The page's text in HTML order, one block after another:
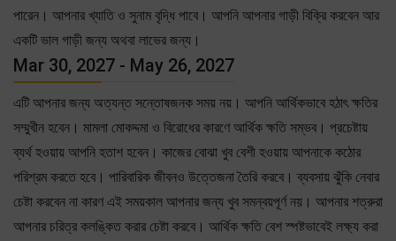
পারেন। আপনার খ্যাতি ও সুনাম বৃদ্ধি পাবে। আপনি আপনার গাড়ী বিক্রি করবেন আর
একটি ভাল গাড়ী জন্য অথবা লাভের জন্য।
Mar 30, 2027 - May 26, 2027
এটি আপনার জন্য অত্যন্ত সন্তোষজনক সময় নয়। আপনি আর্থিকভাবে হঠাৎ ক্ষতির
সম্মুখীন হবেন। মামলা মোকদ্দমা ও বিরোধের কারণে আর্থিক ক্ষতি সম্ভব। প্রচেষ্টায়
ব্যর্থ হওয়ায় আপনি হতাশ হবেন। কাজের বোঝা খুব বেশী হওয়ায় আপনাকে কঠোর
পরিশ্রম করতে হবে। পারিবারিক জীবনও উত্তেজনা তৈরি করবে। ব্যবসায় ঝুঁকি নেবার
চেষ্টা করবেন না কারণ এই সময়কাল আপনার জন্য খুব সমন্বয়পূর্ণ নয়। আপনার শত্রুরা
আপনার চরিত্র কলঙ্কিত করার চেষ্টা করবে। আর্থিক ক্ষতি বেশ স্পষ্টভাবেই লক্ষ্য করা